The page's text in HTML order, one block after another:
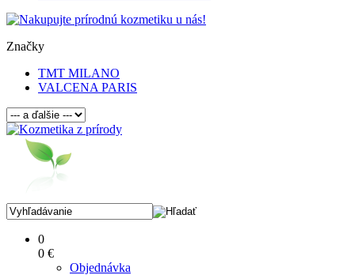
Značky
TMT MILANO
VALCENA PARIS
0
0 €
Objednávka